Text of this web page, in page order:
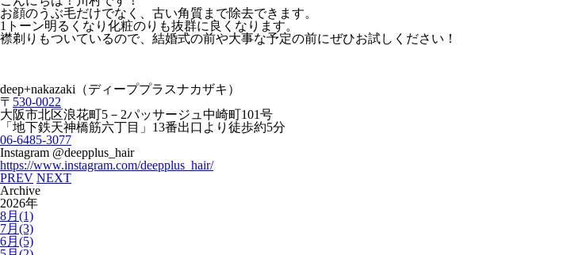
お顔のうぶ毛だけでなく、古い角質まで除去できます。
1トーン明るくなり化粧のりも抜群に良くなります。
襟剃りもついているので、結婚式の前や大事な予定の前にぜひお試しください！
deep+nakazaki（ディーププラスナカザキ）
〒 530-0022
大阪市北区浪花町5－2パッサージュ中崎町101号
「地下鉄天神橋筋六丁目」13番出口より徒歩約5分
06-6485-3077
Instagram @deepplus_hair
https://www.instagram.com/deepplus_hair/
PREV NEXT
Archive
2026年
8月(1)
7月(3)
6月(5)